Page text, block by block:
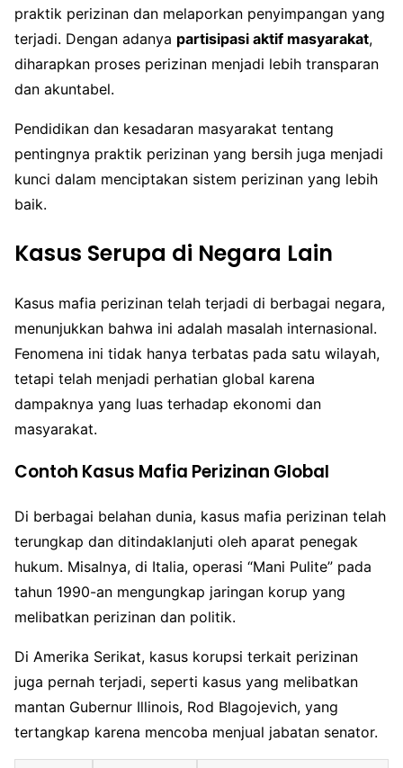
praktik perizinan dan melaporkan penyimpangan yang
terjadi. Dengan adanya partisipasi aktif masyarakat,
diharapkan proses perizinan menjadi lebih transparan
dan akuntabel.
Pendidikan dan kesadaran masyarakat tentang
pentingnya praktik perizinan yang bersih juga menjadi
kunci dalam menciptakan sistem perizinan yang lebih
baik.
Kasus Serupa di Negara Lain
Kasus mafia perizinan telah terjadi di berbagai negara,
menunjukkan bahwa ini adalah masalah internasional.
Fenomena ini tidak hanya terbatas pada satu wilayah,
tetapi telah menjadi perhatian global karena
dampaknya yang luas terhadap ekonomi dan
masyarakat.
Contoh Kasus Mafia Perizinan Global
Di berbagai belahan dunia, kasus mafia perizinan telah
terungkap dan ditindaklanjuti oleh aparat penegak
hukum. Misalnya, di Italia, operasi “Mani Pulite” pada
tahun 1990-an mengungkap jaringan korup yang
melibatkan perizinan dan politik.
Di Amerika Serikat, kasus korupsi terkait perizinan
juga pernah terjadi, seperti kasus yang melibatkan
mantan Gubernur Illinois, Rod Blagojevich, yang
tertangkap karena mencoba menjual jabatan senator.